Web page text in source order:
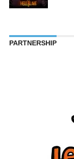
PARTNERSHIP